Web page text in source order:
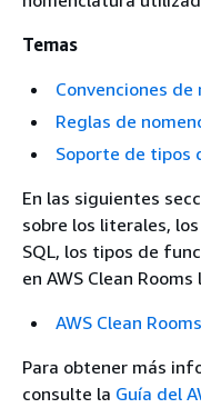
Temas
Convenciones
Reglas de
Soporte de tipos
En las siguientes
sobre los literales,
SQL, los tipos de
en AWS Clean
AWS Clean
Para obtener más
consulte la Guía del